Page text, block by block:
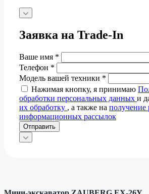
Заявка на Trade-In
Ваше имя *
Телефон *
Модель вашей техники *
Нажимая кнопку, я принимаю
обработки персональных данных и
их обработку , а также на получение
информационных рассылок
Отправить